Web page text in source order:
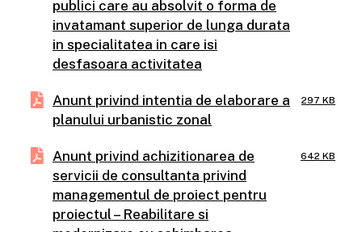
publici care au absolvit o forma de
invatamant superior de lunga durata
in specialitatea in care isi
desfasoara activitatea
Anunt privind intentia de elaborare a
planului urbanistic zonal
297 KB
Anunt privind achizitionarea de
servicii de consultanta privind
managementul de proiect pentru
proiectul – Reabilitare si
642 KB